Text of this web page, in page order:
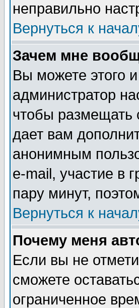
неправильно
Вернуться к
Зачем мне
Вы можете этого
администратор
чтобы размещать
дает вам
анонимным
e-mail, участие в
пару минут,
Вернуться к
Почему меня
Если вы не
сможете
ограниченное